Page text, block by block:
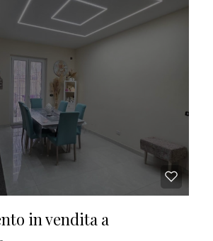
in vendita a